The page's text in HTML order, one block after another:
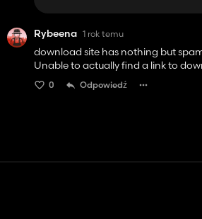
Rybeena 1 rok temu
download site has nothing but
Unable to actually find a link to
0 Odpowiedź